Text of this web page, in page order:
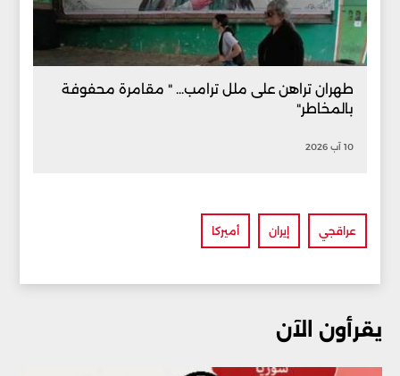
طهران تراهن على ملل ترامب... " مقامرة محفوفة
بالمخاطر"
10 آب 2026
عراقجي إيران أميركا
يقرأون الآن